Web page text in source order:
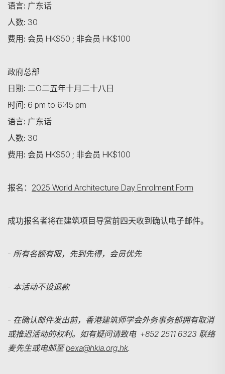
语言: 广东话
人数: 30
费用: 会员 HK$50 ; 非会员 HK$100
政府总部
日期: 二O二五年十月二十八日
时间: 6 pm to 6:45 pm
语言: 广东话
人数: 30
费用: 会员 HK$50 ; 非会员 HK$100
报名： 2025 World Architecture Day Enrolment Form
成功报名者将在建筑项目导赏前四天收到确认电子邮件。
- 所有名额有限，先到先得，会员优先
- 本活动不设退款
- 在确认邮件发出前，香港建筑师学会外务事务部拥有取消
或推迟活动的权利。如有疑问请致电 +852 2511 6323 联络
麦先生或电邮至bexa@hkia.org.hk.